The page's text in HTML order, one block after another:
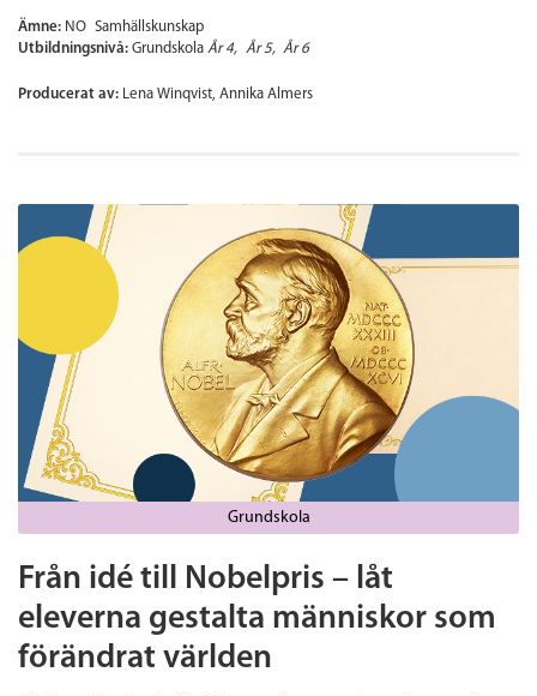
Ämne: NO Samhällskunskap
Utbildningsnivå: Grundskola År 4 År 5 År 6
Producerat av: Lena Winqvist, Annika Almers
Grundskola
Från idé till Nobelpris – låt
eleverna gestalta människor som
förändrat världen